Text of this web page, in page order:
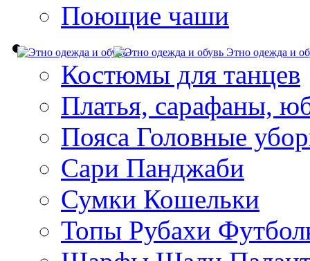
Поющие чаши
Этно одежда и
Костюмы для танцев
Платья, сарафаны,
Пояса Головные
Сари Панджаби
Сумки Кошельки
Топы Рубахи